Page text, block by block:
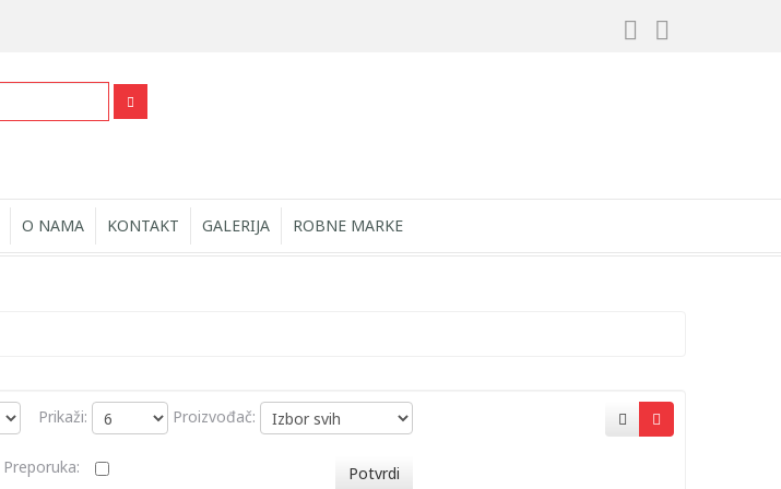
O NAMA KONTAKT GALERIJA ROBNE MARKE
Prikaži: Proizvođač:
Preporuka: Potvrdi